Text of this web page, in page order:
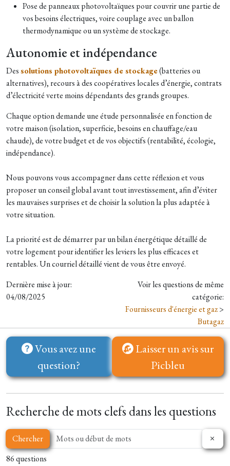
Pose de panneaux photovoltaïques pour couvrir une partie de
vos besoins électriques, voire couplage avec un ballon
thermodynamique ou un système de stockage.
Autonomie et indépendance
Dessolutions photovoltaïques de stockage(batteries ou
alternatives), recours à des coopératives locales d’énergie, contrats
d’électricité verte moins dépendants des grands groupes.
Chaque option demande une étude personnalisée en fonction de
votre maison (isolation, superficie, besoins en chauffage/eau
chaude), de votre budget et de vos objectifs (rentabilité, écologie,
indépendance).
Nous pouvons vous accompagner dans cette réflexion et vous
proposer un conseil global avant tout investissement, afin d’éviter
les mauvaises surprises et de choisir la solution la plus adaptée à
votre situation.
La priorité est de démarrer par un bilan énergétique détaillé de
votre logement pour identifier les leviers les plus efficaces et
rentables. Un courriel détaillé vient de vous être envoyé.
Dernière mise à jour:
04/08/2025
Voir les questions de même
catégorie:
Fournisseurs d'énergie et gaz>
Butagaz
Vous avez une
question?
Laisser un avis sur
Picbleu
Recherche de mots clefs dans les questions
Chercher
86 questions